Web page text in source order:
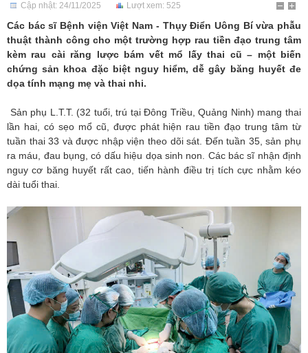
Cập nhật: 24/11/2025 Lượt xem: 525
Các bác sĩ Bệnh viện Việt Nam - Thụy Điển Uông Bí vừa phẫu
thuật thành công cho một trường hợp rau tiền đạo trung tâm
kèm rau cài răng lược bám vết mổ lấy thai cũ – một biến
chứng sản khoa đặc biệt nguy hiểm, dễ gây băng huyết đe
dọa tính mạng mẹ và thai nhi.
Sản phụ L.T.T. (32 tuổi, trú tại Đông Triều, Quảng Ninh) mang thai
lần hai, có sẹo mổ cũ, được phát hiện rau tiền đạo trung tâm từ
tuần thai 33 và được nhập viện theo dõi sát. Đến tuần 35, sản phụ
ra máu, đau bụng, có dấu hiệu dọa sinh non. Các bác sĩ nhận định
nguy cơ băng huyết rất cao, tiến hành điều trị tích cực nhằm kéo
dài tuổi thai.